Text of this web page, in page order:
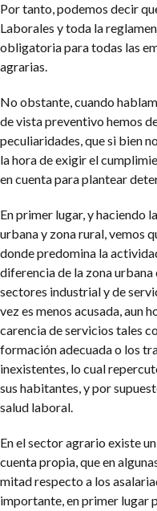
Por tanto, podemos decir
Laborales y toda la
obligatoria para todas las
agrarias.
No obstante, cuando
de vista preventivo hemos
peculiaridades, que si bien
la hora de exigir el
en cuenta para plantear
En primer lugar, y haciendo
urbana y zona rural, vemos
donde predomina la
diferencia de la zona
sectores industrial y de
vez es menos acusada, aun
carencia de servicios tales
formación adecuada o los
inexistentes, lo cual
sus habitantes, y por
salud laboral.
En el sector agrario existe
cuenta propia, que en
mitad respecto a los
importante, en primer lugar